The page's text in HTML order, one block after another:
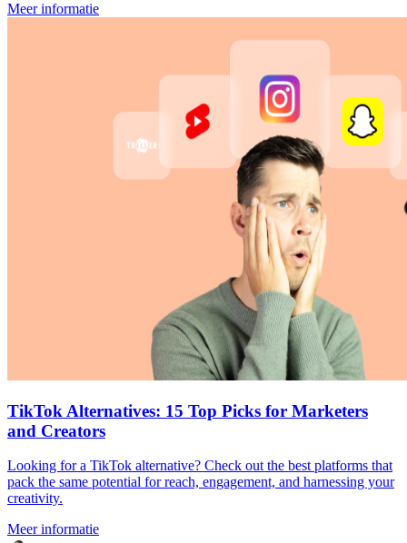
Meer informatie
TikTok Alternatives: 15 Top Picks for Marketers
and Creators
Looking for a TikTok alternative? Check out the best platforms that
pack the same potential for reach, engagement, and harnessing your
creativity.
Meer informatie